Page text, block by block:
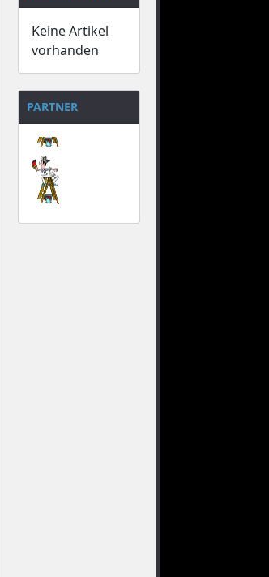
Keine Artikel
vorhanden
PARTNER